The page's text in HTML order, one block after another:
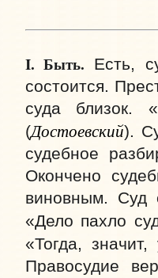
I. Быть. Есть,
состоится.
суда близок.
(Достоевский).
судебное
Окончено
виновным. Суд
«Дело пахло
«Тогда,
Правосудие